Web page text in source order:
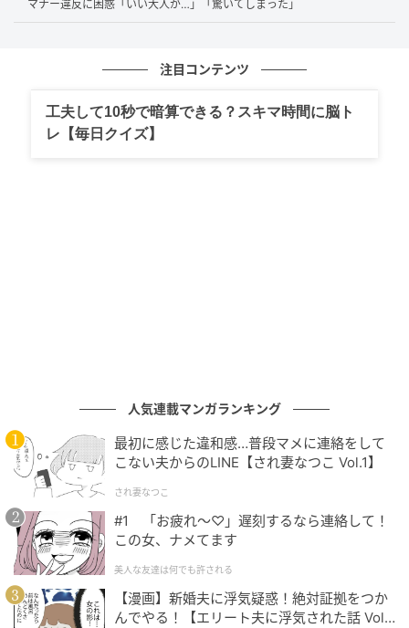
まず、「並び直した方がいい」と回答した方の意見を
ご紹介します。
（30代女性・会社員・関東地方）
後ろに人がいるときは迷惑行為になると思うので
（40代男性・自営業・関東地方）
店舗側がルールを明示しているから
マナー違反に困惑「いい大人が…」「驚いてしまった」
注目コンテンツ
工夫して10秒で暗算できる？スキマ時間に脳ト
レ【毎日クイズ】
人気連載マンガランキング
最初に感じた違和感…普段マメに連絡をして
こない夫からのLINE【され妻なつこ Vol.1】
され妻なつこ
#1 「お疲れ〜♡」遅刻するなら連絡して！
この女、ナメてます
美人な友達は何でも許される
【漫画】新婚夫に浮気疑惑！絶対証拠をつか
んでやる！【エリート夫に浮気された話 Vol.